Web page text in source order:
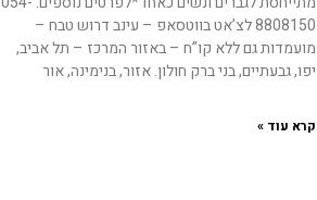
8808150 לצ’אט בווטסאפ – עינב דרוש טבח –
מועמדות גם ללא קו”ח – באזור המרכז – תל אביב,
יפו, גבעתיים, בני ברק חולון. אזור, בנימינה, אור
קרא עוד »